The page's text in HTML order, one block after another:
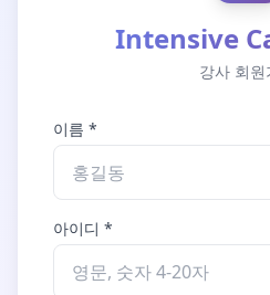
Intensive
강사 회원
이름 *
아이디 *